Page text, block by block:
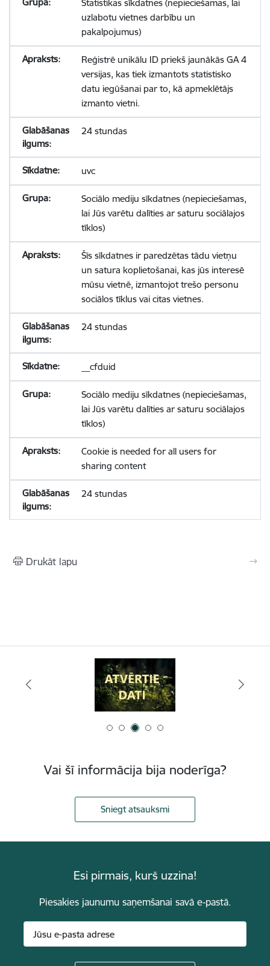
Statistikas sīkdatnes (nepieciešamas, lai
uzlabotu vietnes darbību un
pakalpojumus)
Reģistrē unikālu ID priekš jaunākās GA 4
versijas, kas tiek izmantots statistisko
datu iegūšanai par to, kā apmeklētājs
izmanto vietni.
24 stundas
uvc
Sociālo mediju sīkdatnes (nepieciešamas,
lai Jūs varētu dalīties ar saturu sociālajos
tīklos)
Šīs sīkdatnes ir paredzētas tādu vietņu
un satura koplietošanai, kas jūs interesē
mūsu vietnē, izmantojot trešo personu
sociālos tīklus vai citas vietnes.
24 stundas
__cfduid
Sociālo mediju sīkdatnes (nepieciešamas,
lai Jūs varētu dalīties ar saturu sociālajos
tīklos)
Cookie is needed for all users for
sharing content
24 stundas
Drukāt lapu
Vai šī informācija bija noderīga?
Sniegt atsauksmi
Esi pirmais, kurš uzzina!
Piesakies jaunumu saņemšanai savā e-pastā.